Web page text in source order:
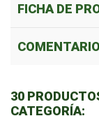
FICHA DE
30
CATEGORÍA: